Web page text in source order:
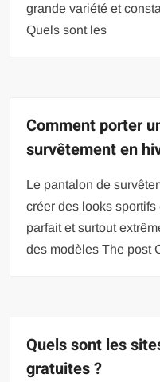
grande variété et
Quels sont les
Comment porter
survêtement en
Le pantalon de
créer des looks
parfait et surtout
des modèles The post
Quels sont les
gratuites ?